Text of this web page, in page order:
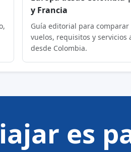
y Francia
Guía editorial para
vuelos, requisitos y servicios
desde Colombia.
es